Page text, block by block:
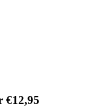
€12,95